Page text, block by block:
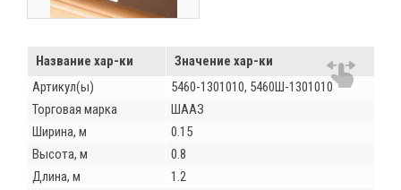
Название хар-ки
Значение хар-ки
Артикул(ы)
5460-1301010, 5460Ш-1301010
Торговая марка
ШААЗ
Ширина, м
0.15
Высота, м
0.8
Длина, м
1.2